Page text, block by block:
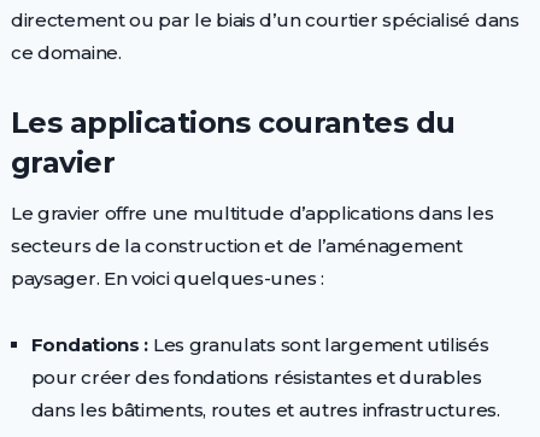
directement ou par le biais d’un courtier spécialisé dans
ce domaine.
Les applications courantes du
gravier
Le gravier offre une multitude d’applications dans les
secteurs de la construction et de l’aménagement
paysager. En voici quelques-unes :
Fondations : Les granulats sont largement utilisés
pour créer des fondations résistantes et durables
dans les bâtiments, routes et autres infrastructures.